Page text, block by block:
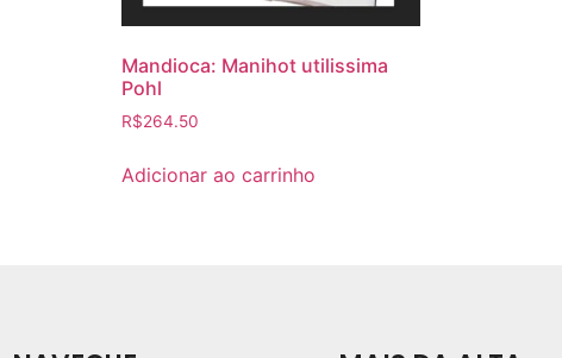
Mandioca: Manihot utilissima
Pohl
R$264.50
Adicionar ao carrinho